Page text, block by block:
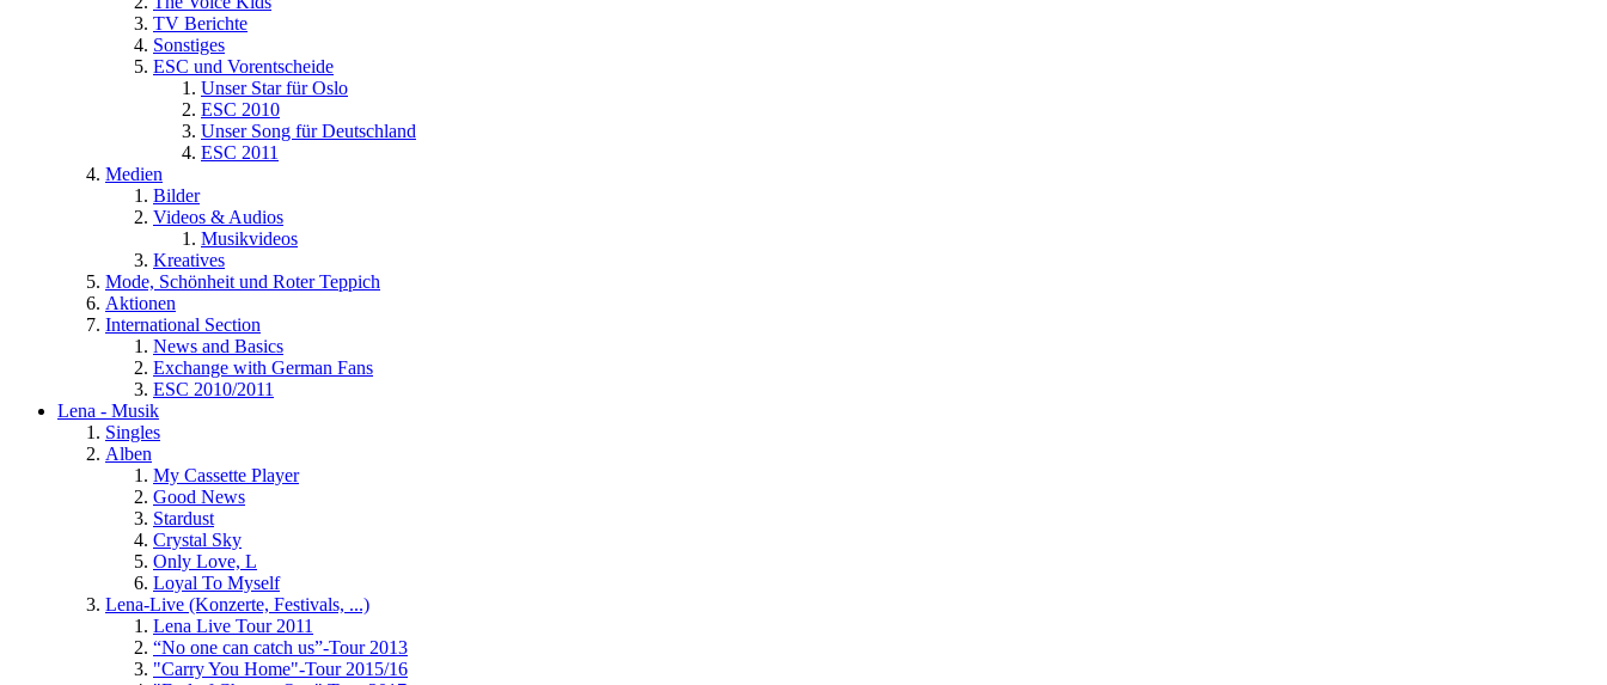
TV Berichte
Sonstiges
ESC und Vorentscheide
Unser Star für Oslo
ESC 2010
Unser Song für Deutschland
ESC 2011
Medien
Bilder
Videos & Audios
Musikvideos
Kreatives
Mode, Schönheit und Roter Teppich
Aktionen
International Section
News and Basics
Exchange with German Fans
ESC 2010/2011
Lena - Musik
Singles
Alben
My Cassette Player
Good News
Stardust
Crystal Sky
Only Love, L
Loyal To Myself
Lena-Live (Konzerte, Festivals, ...)
Lena Live Tour 2011
“No one can catch us”-Tour 2013
"Carry You Home"-Tour 2015/16